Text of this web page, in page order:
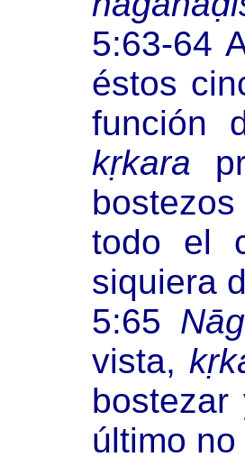
5:63-64
éstos
función
kṛkara
todo el
siquiera
5:65
vista,
bostezar
último